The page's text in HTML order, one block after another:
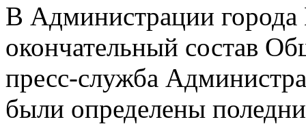
В Администрации
окончательный состав
пресс-служба
были определены